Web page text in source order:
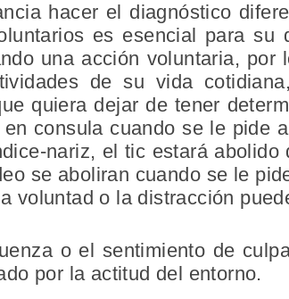
hacer el diagnóstico
es esencial para su
una acción voluntaria,
de su vida
quiera dejar de tener
consula cuando se le pide
nariz, el tic estará
se aboliran cuando se le
voluntad o la distracción
o el sentimiento de
por la actitud del entorno.